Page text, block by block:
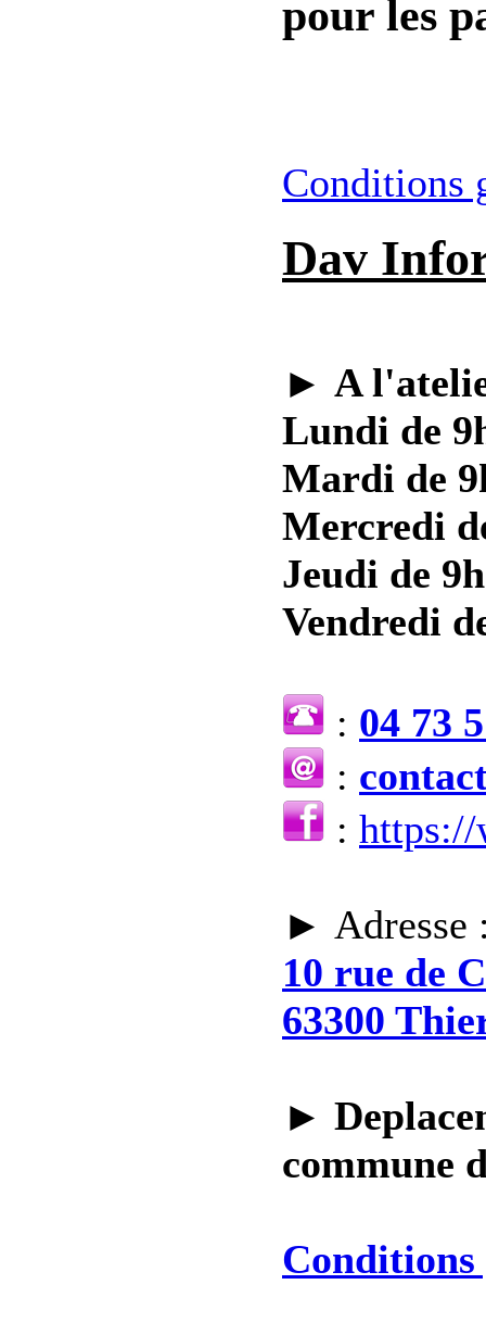
pour les
Conditions
Dav
► A
Lundi de
Mardi de
Mercredi
Jeudi de
Vendredi
: 04 73
:
:
► Adresse
10 rue de
63300
►
commune
Conditions